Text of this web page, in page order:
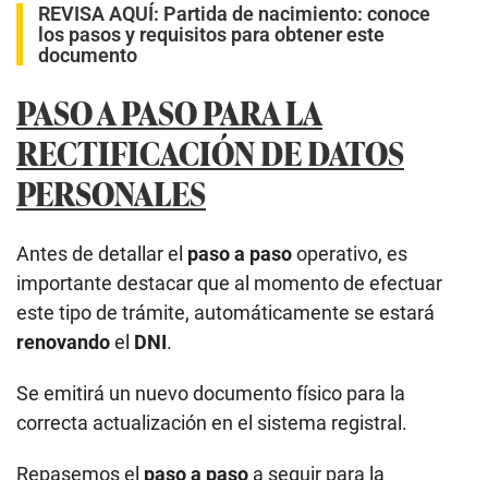
REVISA AQUÍ: Partida de nacimiento: conoce
los pasos y requisitos para obtener este
documento
PASO A PASO PARA LA
RECTIFICACIÓN DE DATOS
PERSONALES
Antes de detallar el paso a pasooperativo, es
importante destacar que al momento de efectuar
este tipo de trámite, automáticamente se estará
renovandoel DNI.
Se emitirá un nuevo documento físico para la
correcta actualización en el sistema registral.
Repasemos el paso a paso a seguir para la